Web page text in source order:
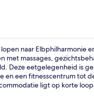
naar Elbphilharmonie
met massages,
Deze eetgelegenheid is
en een fitnesscentrum tot
ligt op korte